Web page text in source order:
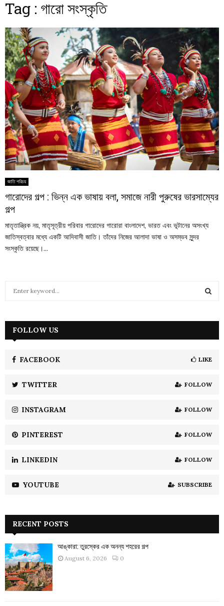
Tag : গারো সংস্কৃতি
জাতি পরিচয়
গারোদের গল্প : ভিন্ন এক ভাষায় বলা, সমাজে নারী পুরুষের ভারসাম্যের
গল্প
মাতৃতান্ত্রিক নয়, মাতৃসূত্রীয় পরিবার গারোদের গারোরা বাংলাদেশ, ভারত এবং ভূটানের অসংখ্য
জাতিস্বত্বার মধ্যে একটি আদিবাসী জাতি। তাঁদের নিজের আলাদা ভাষা ও অসম্ভব সুন্দর
সংস্কৃতি রয়েছে।...
h
H
FOLLOW US
FACEBOOK LIKE
TWITTER FOLLOW
INSTAGRAM FOLLOW
PINTEREST FOLLOW
LINKEDIN FOLLOW
YOUTUBE SUBSCRIBE
RECENT POSTS
আঙ্কারা: তুরস্কের এক অনন্য শহরের গল্প
August 6, 2026 0